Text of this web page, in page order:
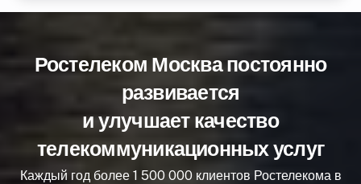
Ростелеком Москва постоянно
развивается
и улучшает качество
телекоммуникационных услуг
Каждый год более 1 500 000 клиентов Ростелекома в